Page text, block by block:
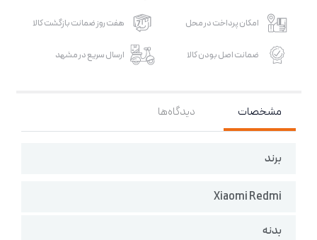
امکان پرداخت در محل هفت روز ضمانت بازگشت کالا
ضمانت اصل بودن کالا ارسال سریع در مشهد
مشخصات دیدگاه‌ها
برند
Xiaomi Redmi
بدنه